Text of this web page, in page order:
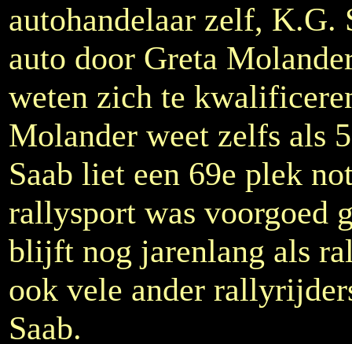
autohandelaar zelf, K.G.
auto door Greta
weten zich te
Molander weet zelfs als
Saab liet een 69e plek
rallysport was voorgoed
blijft nog jarenlang als
ook vele ander
Saab.